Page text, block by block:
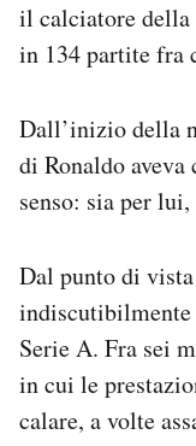
il calciatore della
in 134 partite fra
Dall’inizio della
di Ronaldo
senso: sia per
Dal punto di
Serie A. Fra sei
in cui le
calare, a volte